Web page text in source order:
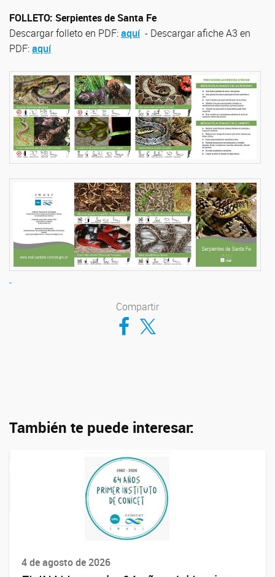
FOLLETO: Serpientes de Santa Fe
Descargar folleto en PDF:aquí- Descargar afiche A3 en
PDF:aquí
Compartir
Compartir en Facebook
Compartir en Twitter
También te puede interesar:
4 de agosto de 2026